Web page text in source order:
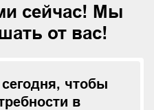
сейчас! Мы
от вас!
чтобы
в